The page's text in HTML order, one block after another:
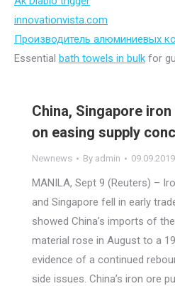
innovationvista.com
Производитель алюминиевых
Essential bath towels in bulk for
China, Singapore
on easing supply
Newnews By admin 09.09.2019
MANILA, Sept 9 (Reuters) –
and Singapore fell in early
showed China’s imports of
material rose in August to a
evidence of a continued
side issues. China’s iron ore